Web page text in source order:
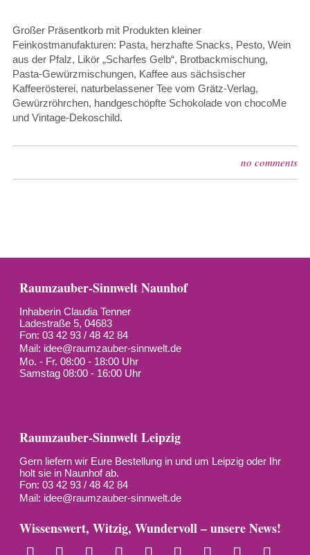
Großer Präsentkorb mit Produkten kleiner
Feinkostmanufakturen: Pasta, herzhafte Snacks, Pesto, Wein
aus der Pfalz, Likör „Scharfes Gelb“, Brotbackmischung,
Pasta-Gewürzmischungen, Kaffee aus sächsischer
Kaffeerösterei, naturbelassener Tee vom Grätz-Verlag,
Gewürzröhrchen, handgeschöpfte Schokolade von chocoMe
und Vintage-Dekoschild.
no comments
Raumzauber-Sinnwelt Naunhof
Inhaberin Claudia Tenner
Ladestraße 5, 04683
Fon: 03 42 93 / 48 42 84
Mail: idee@raumzauber-sinnwelt.de
Mo. - Fr. 08:00 - 18:00 Uhr
Samstag 08:00 - 16:00 Uhr
Raumzauber-Sinnwelt Leipzig
Gern liefern wir Eure Bestellung in und um Leipzig oder Ihr
holt sie in Naunhof ab.
Fon: 03 42 93 / 48 42 84
Mail: idee@raumzauber-sinnwelt.de
Wissenswert, Witzig, Wundervoll – unsere News!